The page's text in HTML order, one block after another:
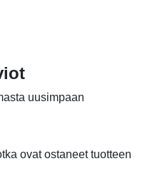
uusimpaan
ovat ostaneet tuotteen